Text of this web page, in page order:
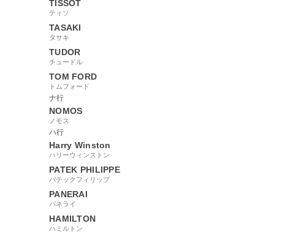
TISSOT
ティソ
TASAKI
タサキ
TUDOR
チュードル
TOM FORD
トムフォード
ナ行
NOMOS
ノモス
ハ行
Harry Winston
ハリーウィンストン
PATEK PHILIPPE
パテックフィリップ
PANERAI
パネライ
HAMILTON
ハミルトン